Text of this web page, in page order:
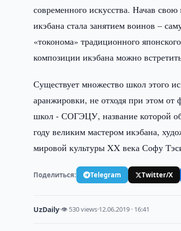
современного искусства. Начав
икэбана стала занятием воинов –
«токонома» традиционного
композиции икэбана можно
Существует множество школ этого
аранжировки, не отходя при этом
школ - СОГЭЦУ, название которой
году великим мастером икэбана,
мировой культуры XX века Софу
Поделиться: Telegram Twitter/X
UzDaily·👁 530 views·12.06.2019 · 16:41